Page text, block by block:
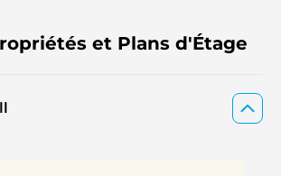
et Plans d'Étage